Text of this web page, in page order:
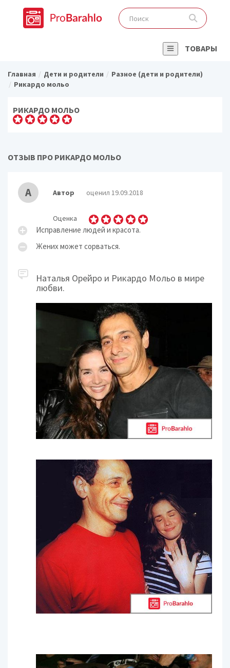
ТОВАРЫ
Главная Дети и родители
Разное (дети и родители)
Рикардо мольо
РИКАРДО МОЛЬО
ОТЗЫВ ПРО РИКАРДО МОЛЬО
А Автор оценил 19.09.2018
Оценка
Исправление людей и красота.
Жених может сорваться.
Наталья Орейро и Рикардо Мольо в мире
любви.